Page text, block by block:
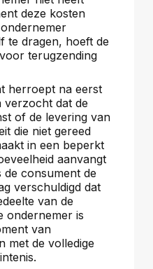
deze kosten
te dragen, hoeft de
terugzending
herroept na eerst
verzocht dat de
of de levering van
die niet gereed
in een beperkt
aanvangt
de consument de
verschuldigd dat
van de
ondernemer is
van
met de volledige